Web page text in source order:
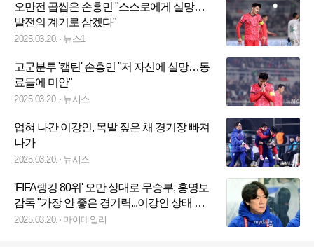
오만전 곱씹은 손흥민 "스스로에게 실망…
발전의 계기로 삼겠다"
2025.03.20. 뉴스1
고군분투 '캡틴' 손흥민 "저 자신에 실망…동
료들에 미안"
2025.03.20. 뉴시스
업혀 나간 이강인, 목발 짚은 채 경기장 빠져
나가
2025.03.20. 뉴시스
'FIFA랭킹 80위' 오만 상대로 무승부, 홍명보
감독 "가장 안 좋은 경기력...이강인 상태 지
켜봐야 한다" [MD고양인터뷰]
2025.03.20. 마이데일리